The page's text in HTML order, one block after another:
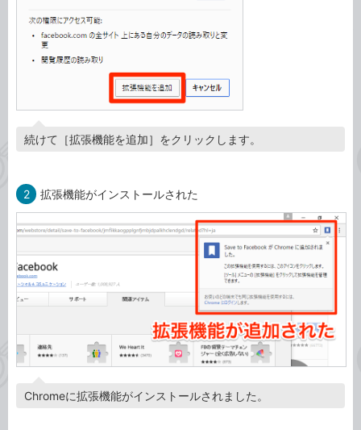
続けて［拡張機能を追加］をクリックします。
2 拡張機能がインストールされた
Chromeに拡張機能がインストールされました。